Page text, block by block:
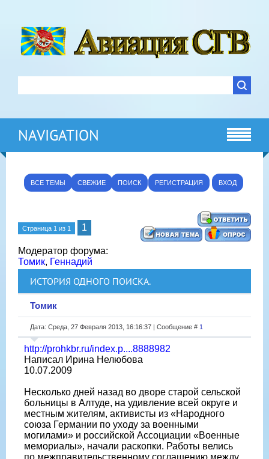
NAVIGATION
ВСЕ ТЕМЫ СВЕЖИЕ ПОИСК РЕГИСТРАЦИЯ ВХОД
Страница 1 из 1 1
Модератор форума:
Томик, Геннадий
ИСТОРИЯ ОДНОГО ПОИСКА.
Томик
Дата: Среда, 27 Февраля 2013, 16:16:37 | Сообщение # 1
http://prohkbr.ru/index.p....8888982
Написал Ирина Нелюбова
10.07.2009
Несколько дней назад во дворе старой сельской
больницы в Алтуде, на удивление всей округе и
местным жителям, активисты из «Народного
союза Германии по уходу за военными
могилами» и российской Ассоциации «Военные
мемориалы», начали раскопки. Работы велись
по межправительственному соглашению между